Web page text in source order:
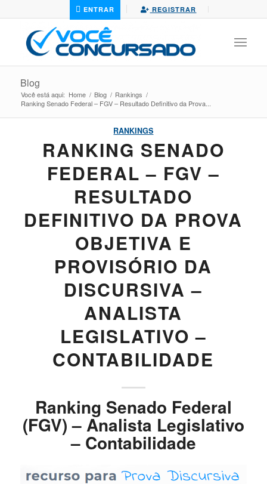
ENTRAR REGISTRAR
Blog
Você está aqui: Home / Blog / Rankings /
Ranking Senado Federal – FGV – Resultado Definitivo da Prova...
RANKINGS
RANKING SENADO
FEDERAL – FGV –
RESULTADO
DEFINITIVO DA PROVA
OBJETIVA E
PROVISÓRIO DA
DISCURSIVA –
ANALISTA
LEGISLATIVO –
CONTABILIDADE
Ranking Senado Federal
(FGV) – Analista Legislativo
– Contabilidade